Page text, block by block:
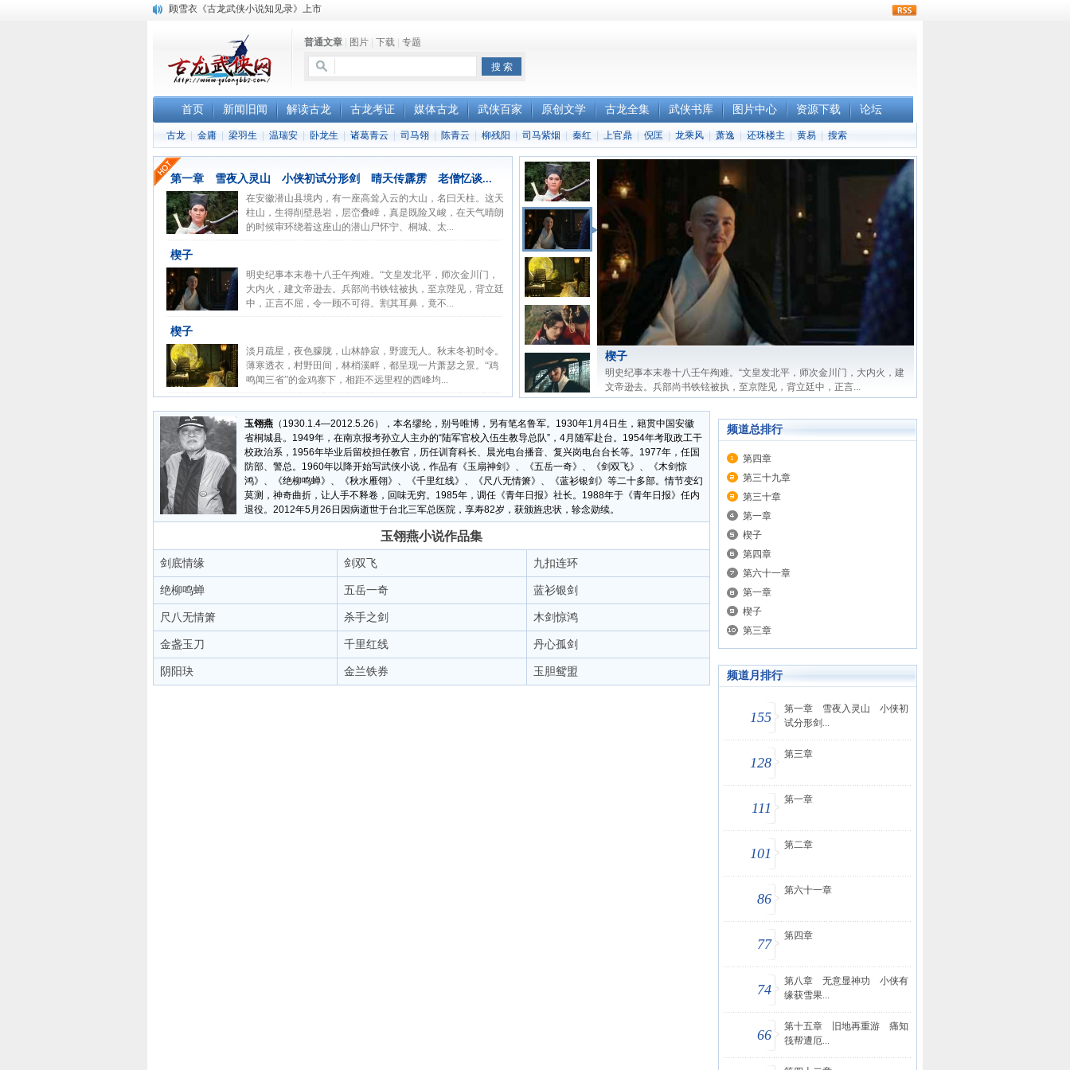
顾雪衣《古龙武侠小说知见录》上市
《古龙小说原貌探究》修订版已上市普通文章 图片 下载 专题
首页 新闻旧闻 解读古龙 古龙考证 媒体古龙 武侠百家 原创文学 古龙全集 武侠书库 图片中心 资源下载 论坛
古龙 金庸 梁羽生 温瑞安 卧龙生 诸葛青云 司马翎 陈青云 柳残阳 司马紫烟 秦红 上官鼎 倪匡 龙乘风 萧逸 还珠楼主 黄易 搜索
第一章 雪夜入灵山 小侠初试分形剑 晴天传霹雳 老僧忆谈...
在安徽潜山县境内，有一座高耸入云的大山，名曰天柱。这天
柱山，生得削壁悬岩，层峦叠嶂，真是既险又峻，在天气晴朗
的时候审环绕着这座山的潜山尸怀宁、桐城、太...
楔子
明史纪事本末卷十八壬午殉难。“文皇发北平，师次金川门，
大内火，建文帝逊去。兵部尚书铁铉被执，至京陛见，背立廷
中，正言不屈，令一顾不可得。割其耳鼻，竟不...
楔子
淡月疏星，夜色朦胧，山林静寂，野渡无人。秋末冬初时令。
薄寒透衣，村野田间，林梢溪畔，都呈现一片萧瑟之景。“鸡
鸣闻三省”的金鸡寨下，相距不远里程的西峰均...
楔子
明史纪事本末卷十八壬午殉难。“文皇发北平，师次金川门，大内火，建
文帝逊去。兵部尚书铁铉被执，至京陛见，背立廷中，正言...
玉翎燕 （1930.1.4—2012.5.26），本名缪纶，别号唯博，另有笔名鲁军。1930年1月4日生，籍贯中国安徽
省桐城县。1949年，在南京报考孙立人主办的“陆军官校入伍生教导总队”，4月随军赴台。1954年考取政工干
校政治系，1956年毕业后留校担任教官，历任训育科长、晨光电台播音、复兴岗电台台长等。1977年，任国
防部、警总。1960年以降开始写武侠小说，作品有《玉扇神剑》、《五岳一奇》、《剑双飞》、《木剑惊
鸿》、《绝柳鸣蝉》、《秋水雁翎》、《千里红线》、《尺八无情箫》、《蓝衫银剑》等二十多部。情节变幻
莫测，神奇曲折，让人手不释卷，回味无穷。1985年，调任《青年日报》社长。1988年于《青年日报》任内
退役。2012年5月26日因病逝世于台北三军总医院，享寿82岁，获颁旌忠状，轸念勋续。
玉翎燕小说作品集
剑底情缘 剑双飞 九扣连环
绝柳鸣蝉 五岳一奇 蓝衫银剑
尺八无情箫 杀手之剑 木剑惊鸿
金盏玉刀 千里红线 丹心孤剑
阴阳玦 金兰铁券 玉胆鸳盟
频道总排行
第四章
第三十九章
第三十章
第一章
楔子
第四章
第六十一章
第一章
楔子
第三章
频道月排行
155
第一章 雪夜入灵山 小侠初
试分形剑...
128
第三章
111
第一章
101
第二章
86
第六十一章
77
第四章
74
第八章 无意显神功 小侠有
缘获雪果...
66
第十五章 旧地再重游 痛知
筏帮遭厄...